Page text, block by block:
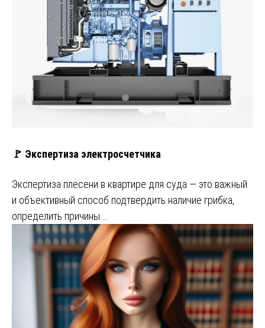
🚩 Экспертиза электросчетчика
Экспертиза плесени в квартире для суда — это важный
и объективный способ подтвердить наличие грибка,
определить причины …